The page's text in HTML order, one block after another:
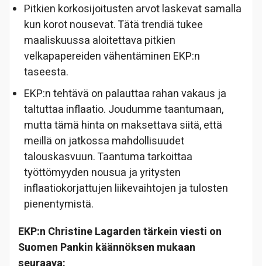
Pitkien korkosijoitusten arvot laskevat samalla
kun korot nousevat. Tätä trendiä tukee
maaliskuussa aloitettava pitkien
velkapapereiden vähentäminen EKP:n
taseesta.
EKP:n tehtävä on palauttaa rahan vakaus ja
taltuttaa inflaatio. Joudumme taantumaan,
mutta tämä hinta on maksettava siitä, että
meillä on jatkossa mahdollisuudet
talouskasvuun. Taantuma tarkoittaa
työttömyyden nousua ja yritysten
inflaatiokorjattujen liikevaihtojen ja tulosten
pienentymistä.
EKP:n Christine Lagarden tärkein viesti on
Suomen Pankin käännöksen mukaan